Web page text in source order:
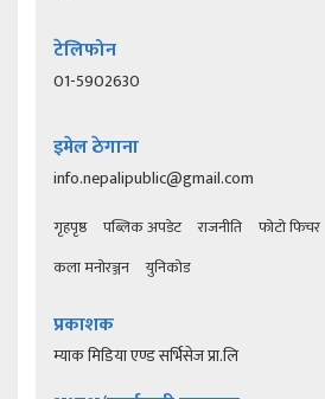
टेलिफोन
01-5902630
इमेल ठेगाना
info.nepalipublic@gmail.com
गृहपृष्ठ पब्लिक अपडेट राजनीति फोटो फिचर
कला मनोरञ्जन
युनिकोड
प्रकाशक
म्याक मिडिया एण्ड सर्भिसेज प्रा.लि